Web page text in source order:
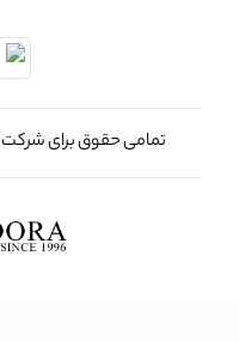
تمامی حقوق برای شرکت